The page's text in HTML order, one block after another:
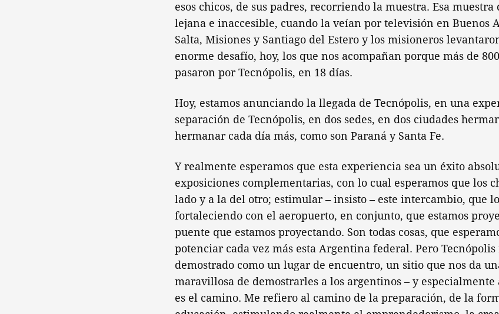
esos chicos, de sus padres, recorriendo la muestra. Esa muestra
lejana e inaccesible, cuando la veían por televisión en Buenos
Salta, Misiones y Santiago del Estero y los misioneros
enorme desafío, hoy, los que nos acompañan porque más de
pasaron por Tecnópolis, en 18 días.
Hoy, estamos anunciando la llegada de Tecnópolis, en una
separación de Tecnópolis, en dos sedes, en dos ciudades
hermanar cada día más, como son Paraná y Santa Fe.
Y realmente esperamos que esta experiencia sea un éxito
exposiciones complementarias, con lo cual esperamos que los
lado y a la del otro; estimular – insisto – este intercambio, que
fortaleciendo con el aeropuerto, en conjunto, que estamos
puente que estamos proyectando. Son todas cosas, que
potenciar cada vez más esta Argentina federal. Pero
demostrado como un lugar de encuentro, un sitio que nos da
maravillosa de demostrarles a los argentinos – y especialmente
es el camino. Me refiero al camino de la preparación, de la